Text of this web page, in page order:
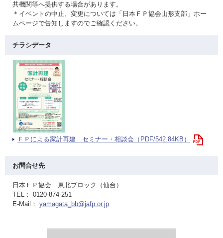
共機関等へ提供する場合があります。
＊イベントの中止、変更については「日本ＦＰ協会山形支部」ホー
ムページで告知しますのでご確認ください。
チラシデータ
ＦＰによる家計再建 セミナー・相談会（PDF/542.84KB）
お問合せ先
日本ＦＰ協会 東北ブロック（仙台）
TEL： 0120-874-251
E-Mail： yamagata_bb@jafp.or.jp